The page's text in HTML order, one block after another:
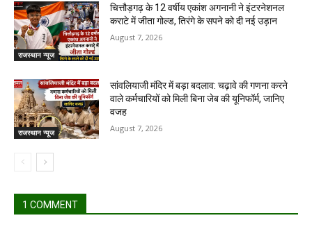
राजस्थान न्यूज
चित्तौड़गढ़ के 12 वर्षीय एकांश अगनानी ने इंटरनेशनल
कराटे में जीता गोल्ड, तिरंगे के सपने को दी नई उड़ान
August 7, 2026
राजस्थान न्यूज
सांवलियाजी मंदिर में बड़ा बदलाव: चढ़ावे की गणना करने
वाले कर्मचारियों को मिली बिना जेब की यूनिफॉर्म, जानिए
वजह
August 7, 2026
1 COMMENT